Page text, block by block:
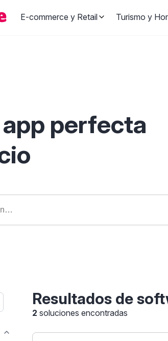
E-commerce y Retail Turismo y
app perfecta
Resultados de
2 soluciones encontradas